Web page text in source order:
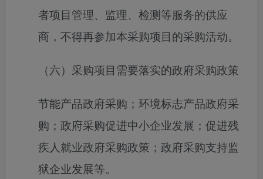
者项目管理、监理、检测等服务的供应
商，不得再参加本采购项目的采购活动。
（六）采购项目需要落实的政府采购政策
节能产品政府采购；环境标志产品政府采
购；政府采购促进中小企业发展；促进残
疾人就业政府采购政策；政府采购支持监
狱企业发展等。